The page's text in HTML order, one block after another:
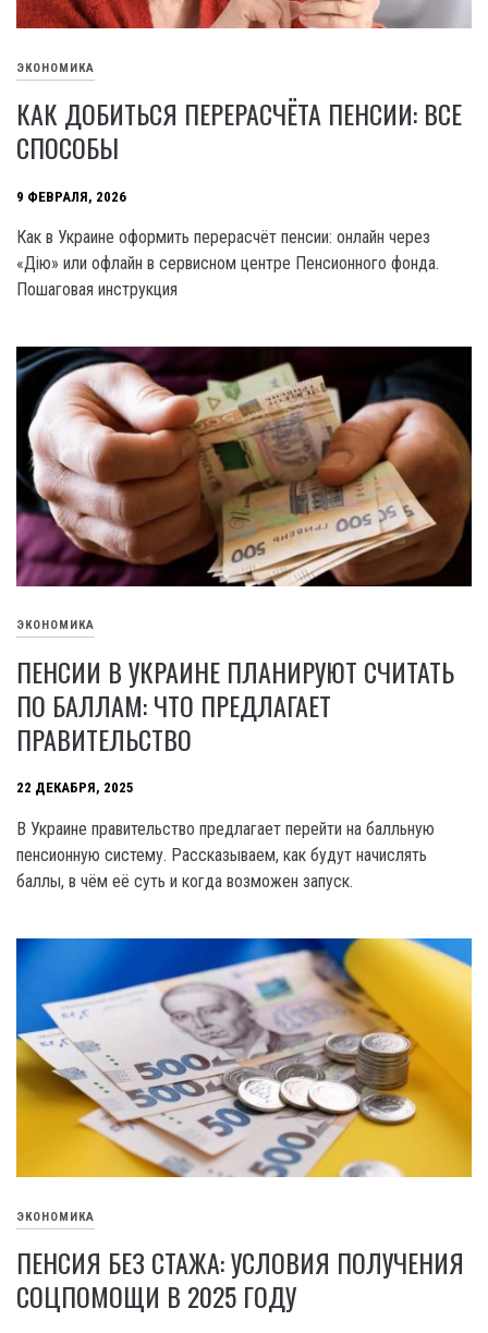
ЭКОНОМИКА
КАК ДОБИТЬСЯ ПЕРЕРАСЧЁТА ПЕНСИИ: ВСЕ
СПОСОБЫ
9 ФЕВРАЛЯ, 2026
Как в Украине оформить перерасчёт пенсии: онлайн через
«Дію» или офлайн в сервисном центре Пенсионного фонда.
Пошаговая инструкция
ЭКОНОМИКА
ПЕНСИИ В УКРАИНЕ ПЛАНИРУЮТ СЧИТАТЬ
ПО БАЛЛАМ: ЧТО ПРЕДЛАГАЕТ
ПРАВИТЕЛЬСТВО
22 ДЕКАБРЯ, 2025
В Украине правительство предлагает перейти на балльную
пенсионную систему. Рассказываем, как будут начислять
баллы, в чём её суть и когда возможен запуск.
ЭКОНОМИКА
ПЕНСИЯ БЕЗ СТАЖА: УСЛОВИЯ ПОЛУЧЕНИЯ
СОЦПОМОЩИ В 2025 ГОДУ